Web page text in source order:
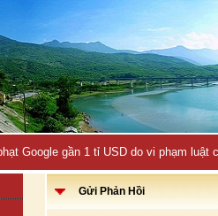
Google gần 1 tỉ USD do vi phạm luật
Gửi Phản Hồi